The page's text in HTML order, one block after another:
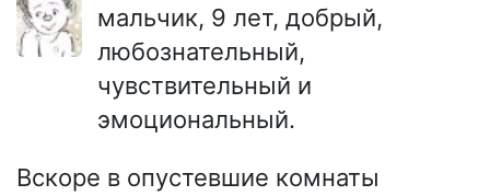
мальчик, 9 лет, добрый,
любознательный,
чувствительный и
эмоциональный.
Вскоре в опустевшие комнаты